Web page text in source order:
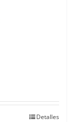
Detalles